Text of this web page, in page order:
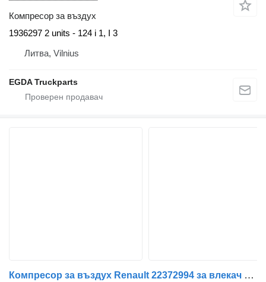
Компресор за въздух
1936297 2 units - 124 i 1, I 3
Литва, Vilnius
EGDA Truckparts
Компресор за въздух Renault 22372994 за влекач Renault